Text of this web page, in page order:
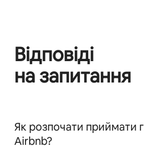
Відповіді
на запитання
Як розпочати приймати
Airbnb?